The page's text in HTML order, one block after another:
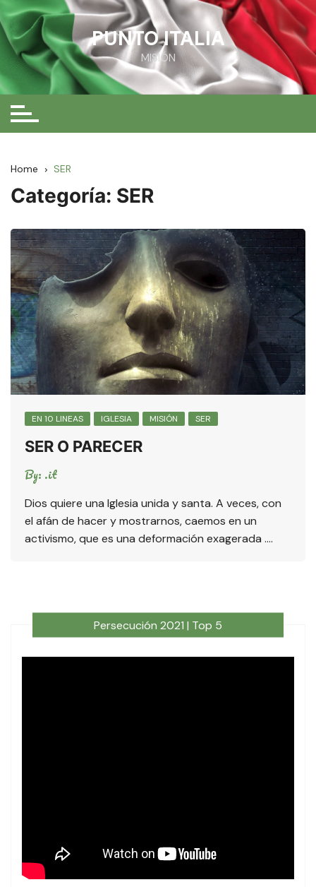
Skip
to
content
PUNTO ITALIA
MISIÓN
Home SER
Categoría: SER
EN 10 LINEAS IGLESIA MISIÓN SER
SER O PARECER
By: .it
Dios quiere una Iglesia unida y santa. A veces, con
el afán de hacer y mostrarnos, caemos en un
activismo, que es una deformación exagerada ….
Persecución 2021 | Top 5